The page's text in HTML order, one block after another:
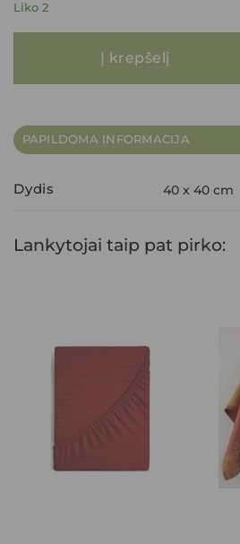
Liko 2
Į krepšelį
PAPILDOMA INFORMACIJA
Dydis 40 x 40 cm
Lankytojai taip pat pirko: